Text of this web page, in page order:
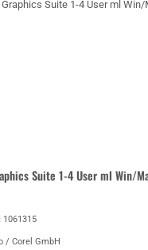
Suite 1-4 User ml Win/
1061315
/ Corel GmbH